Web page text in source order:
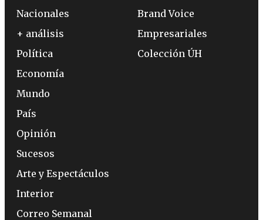
Nacionales
+ análisis
Política
Economía
Mundo
País
Opinión
Sucesos
Arte y Espectáculos
Interior
Correo Semanal
Brand Voice
Empresariales
Colección ÚH